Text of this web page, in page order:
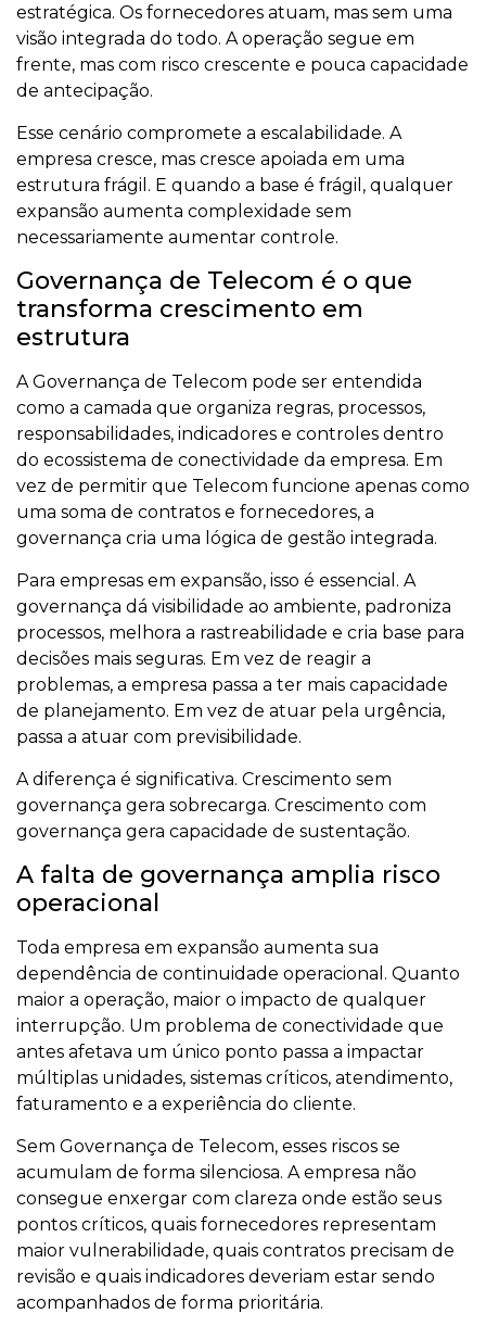
estratégica. Os fornecedores atuam, mas sem uma
visão integrada do todo. A operação segue em
frente, mas com risco crescente e pouca capacidade
de antecipação.
Esse cenário compromete a escalabilidade. A
empresa cresce, mas cresce apoiada em uma
estrutura frágil. E quando a base é frágil, qualquer
expansão aumenta complexidade sem
necessariamente aumentar controle.
Governança de Telecom é o que
transforma crescimento em
estrutura
A Governança de Telecom pode ser entendida
como a camada que organiza regras, processos,
responsabilidades, indicadores e controles dentro
do ecossistema de conectividade da empresa. Em
vez de permitir que Telecom funcione apenas como
uma soma de contratos e fornecedores, a
governança cria uma lógica de gestão integrada.
Para empresas em expansão, isso é essencial. A
governança dá visibilidade ao ambiente, padroniza
processos, melhora a rastreabilidade e cria base para
decisões mais seguras. Em vez de reagir a
problemas, a empresa passa a ter mais capacidade
de planejamento. Em vez de atuar pela urgência,
passa a atuar com previsibilidade.
A diferença é significativa. Crescimento sem
governança gera sobrecarga. Crescimento com
governança gera capacidade de sustentação.
A falta de governança amplia risco
operacional
Toda empresa em expansão aumenta sua
dependência de continuidade operacional. Quanto
maior a operação, maior o impacto de qualquer
interrupção. Um problema de conectividade que
antes afetava um único ponto passa a impactar
múltiplas unidades, sistemas críticos, atendimento,
faturamento e a experiência do cliente.
Sem Governança de Telecom, esses riscos se
acumulam de forma silenciosa. A empresa não
consegue enxergar com clareza onde estão seus
pontos críticos, quais fornecedores representam
maior vulnerabilidade, quais contratos precisam de
revisão e quais indicadores deveriam estar sendo
acompanhados de forma prioritária.